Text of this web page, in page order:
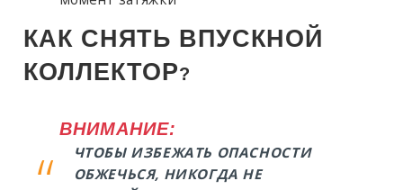
КАК СНЯТЬ ВПУСКНОЙ
КОЛЛЕКТОР?
ВНИМАНИЕ:
ЧТОБЫ ИЗБЕЖАТЬ ОПАСНОСТИ
ОБЖЕЧЬСЯ, НИКОГДА НЕ